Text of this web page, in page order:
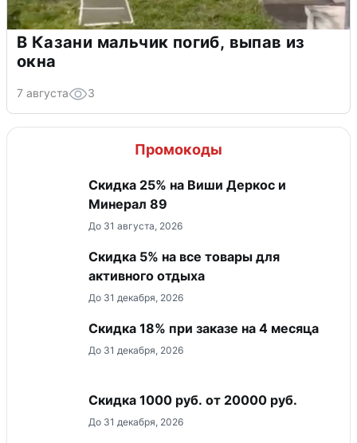
В Казани мальчик погиб, выпав из
окна
7 августа 3
Промокоды
Скидка 25% на Виши Деркос и
Минерал 89
До 31 августа, 2026
Скидка 5% на все товары для
активного отдыха
До 31 декабря, 2026
Скидка 18% при заказе на 4 месяца
До 31 декабря, 2026
​Скидка 1000 руб. от 20000 руб.
До 31 декабря, 2026